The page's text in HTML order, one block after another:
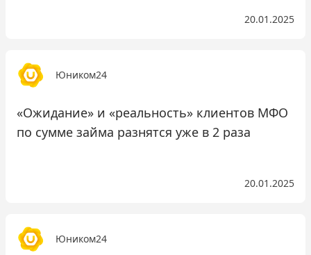
20.01.2025
Юником24
«Ожидание» и «реальность» клиентов МФО
по сумме займа разнятся уже в 2 раза
20.01.2025
Юником24